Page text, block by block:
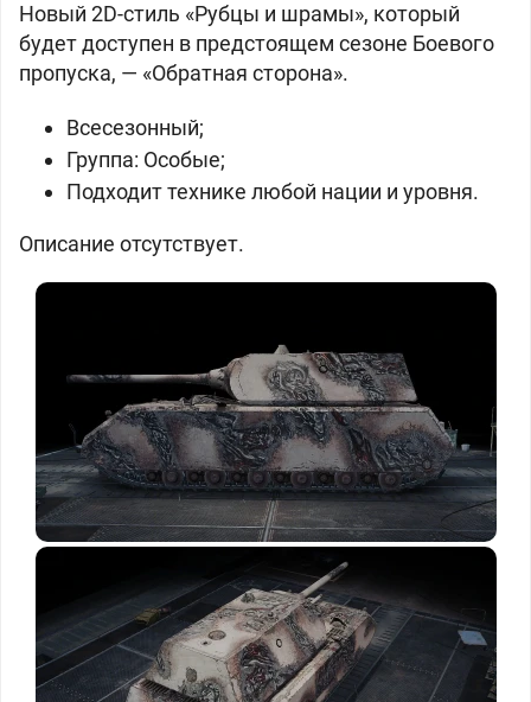
Новый 2D-стиль «Рубцы и шрамы», который
будет доступен в предстоящем сезоне Боевого
пропуска, — «Обратная сторона».
Всесезонный;
Группа: Особые;
Подходит технике любой нации и уровня.
Описание отсутствует.